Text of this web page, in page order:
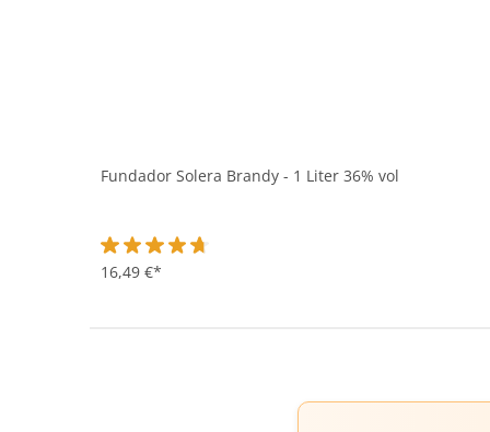
Fundador Solera Brandy - 1 Liter 36% vol
Durchschnittliche Bewertung von 4.7 von 5 Sternen
16,49 €*